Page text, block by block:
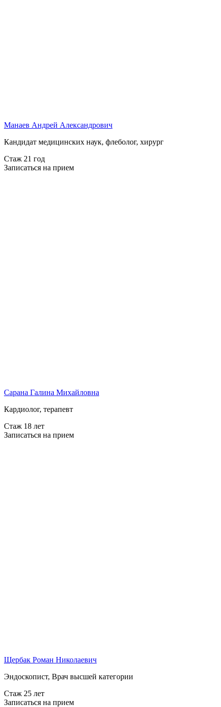
Манаев Андрей Александрович
Кандидат медицинских наук, флеболог, хирург
Стаж 21 год
Записаться на прием
Сарана Галина Михайловна
Кардиолог, терапевт
Стаж 18 лет
Записаться на прием
Щербак Роман Николаевич
Эндоскопист, Врач высшей категории
Стаж 25 лет
Записаться на прием